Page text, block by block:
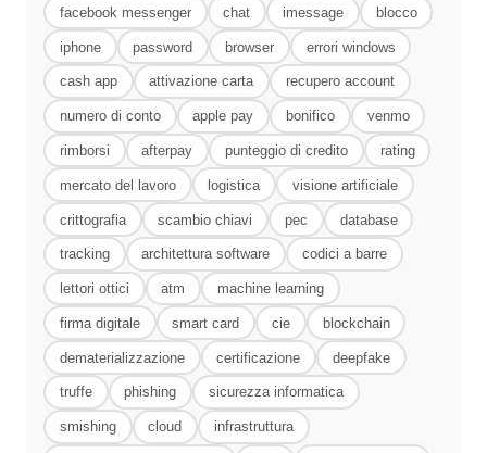
facebook messenger chat imessage blocco
iphone password browser errori windows
cash app attivazione carta recupero account
numero di conto apple pay bonifico venmo
rimborsi afterpay punteggio di credito rating
mercato del lavoro logistica visione artificiale
crittografia scambio chiavi pec database
tracking architettura software codici a barre
lettori ottici atm machine learning
firma digitale smart card cie blockchain
dematerializzazione certificazione deepfake
truffe phishing sicurezza informatica
smishing cloud infrastruttura